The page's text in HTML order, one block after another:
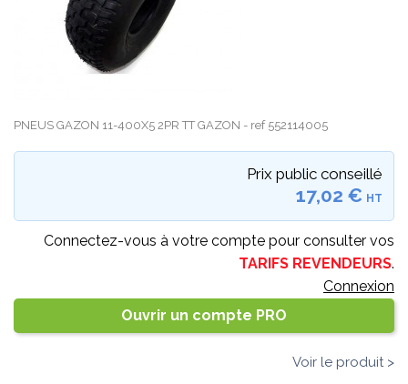
PNEUS GAZON 11-400X5 2PR TT GAZON - ref 552114005
Prix public conseillé
17,02 € HT
Connectez-vous à votre compte pour consulter vos
TARIFS REVENDEURS.
Connexion
Ouvrir un compte PRO
Voir le produit >